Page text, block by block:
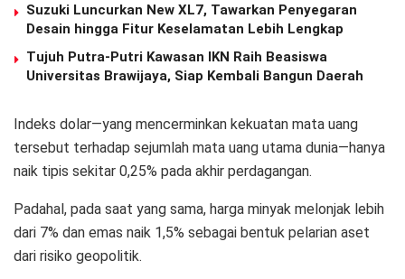
Suzuki Luncurkan New XL7, Tawarkan Penyegaran
Desain hingga Fitur Keselamatan Lebih Lengkap
Tujuh Putra-Putri Kawasan IKN Raih Beasiswa
Universitas Brawijaya, Siap Kembali Bangun Daerah
Indeks dolar—yang mencerminkan kekuatan mata uang
tersebut terhadap sejumlah mata uang utama dunia—hanya
naik tipis sekitar 0,25% pada akhir perdagangan.
Padahal, pada saat yang sama, harga minyak melonjak lebih
dari 7% dan emas naik 1,5% sebagai bentuk pelarian aset
dari risiko geopolitik.